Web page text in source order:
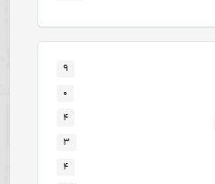
۹
۰
۴
۳
۴